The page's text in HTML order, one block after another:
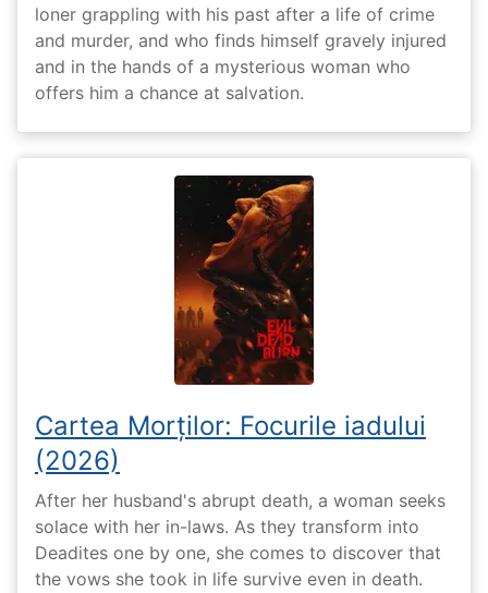
loner grappling with his past after a life of crime
and murder, and who finds himself gravely injured
and in the hands of a mysterious woman who
offers him a chance at salvation.
Cartea Morților: Focurile iadului
(2026)
After her husband's abrupt death, a woman seeks
solace with her in-laws. As they transform into
Deadites one by one, she comes to discover that
the vows she took in life survive even in death.